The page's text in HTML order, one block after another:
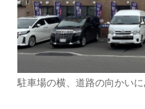
駐車場の横、道路の向かい